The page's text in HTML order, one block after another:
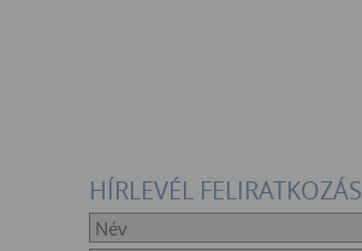
HÍRLEVÉL FELIRATKOZÁS